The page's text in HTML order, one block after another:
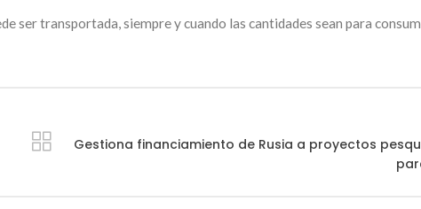
ser transportada, siempre y cuando las cantidades sean para
Gestiona financiamiento de Rusia a proyectos